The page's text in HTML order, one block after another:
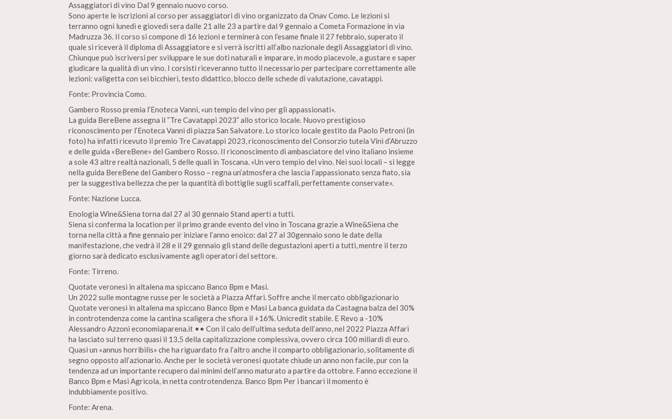
Assaggiatori di vino Dal 9 gennaio nuovo corso.
Sono aperte le iscrizioni al corso per assaggiatori di vino organizzato da Onav Como. Le lezioni si
terranno ogni lunedì e giovedì sera dalle 21 alle 23 a partire dal 9 gennaio a Cometa Formazione in via
Madruzza 36. Il corso si compone di 16 lezioni e terminerà con l’esame finale il 27 febbraio, superato il
quale si riceverà il diploma di Assaggiatore e si verrà iscritti all’albo nazionale degli Assaggiatori di vino.
Chiunque può iscriversi per sviluppare le sue doti naturali e imparare, in modo piacevole, a gustare e saper
giudicare la qualità di un vino. I corsisti riceveranno tutto il necessario per partecipare correttamente alle
lezioni: valigetta con sei bicchieri, testo didattico, blocco delle schede di valutazione, cavatappi.
Fonte: Provincia Como.
Gambero Rosso premia l’Enoteca Vanni, «un tempio del vino per gli appassionati».
La guida BereBene assegna il “Tre Cavatappi 2023” allo storico locale. Nuovo prestigioso
riconoscimento per l’Enoteca Vanni di piazza San Salvatore. Lo storico locale gestito da Paolo Petroni (in
foto) ha infatti ricevuto il premio Tre Cavatappi 2023, riconoscimento del Consorzio tutela Vini d’Abruzzo
e delle guida «BereBene» del Gambero Rosso. II riconoscimento di ambasciatore del vino italiano insieme
a sole 43 altre realtà nazionali, 5 delle quali in Toscana. «Un vero tempio del vino. Nei suoi locali – si legge
nella guida BereBene del Gambero Rosso – regna un’atmosfera che lascia l’appassionato senza fiato, sia
per la suggestiva bellezza che per la quantità di bottiglie sugli scaffali, perfettamente conservate».
Fonte: Nazione Lucca.
Enologia Wine&Siena torna dal 27 al 30 gennaio Stand aperti a tutti.
Siena si conferma la location per il primo grande evento del vino in Toscana grazie a Wine&Siena che
torna nella città a fine gennaio per iniziare l’anno enoico: dal 27 al 30gennaio sono le date della
manifestazione, che vedrà il 28 e il 29 gennaio gli stand delle degustazioni aperti a tutti, mentre il terzo
giorno sarà dedicato esclusivamente agli operatori del settore.
Fonte: Tirreno.
Quotate veronesi in altalena ma spiccano Banco Bpm e Masi.
Un 2022 sulle montagne russe per le società a Piazza Affari. Soffre anche il mercato obbligazionario
Quotate veronesi in altalena ma spiccano Banco Bpm e Masi La banca guidata da Castagna balza del 30%
in controtendenza come la cantina scaligera che sfiora il +16%. Unicredit stabile. E Revo a -10%
Alessandro Azzoni economiaparena.it •• Con il calo dell’ultima seduta dell’anno, nel 2022 Piazza Affari
ha lasciato sul terreno quasi il 13,5 della capitalizzazione complessiva, ovvero circa 100 miliardi di euro.
Quasi un «annus horribilis» che ha riguardato fra l’altro anche il comparto obbligazionario, solitamente di
segno opposto all’azionario. Anche per le società veronesi quotate chiude un anno non facile, pur con la
tendenza ad un importante recupero dai minimi dell’anno maturato a partire da ottobre. Fanno eccezione il
Banco Bpm e Masi Agricola, in netta controtendenza. Banco Bpm Per i bancari il momento è
indubbiamente positivo.
Fonte: Arena.